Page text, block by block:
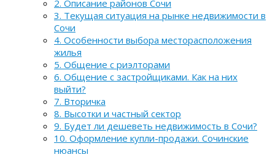
2. Описание районов Сочи
3. Текущая ситуация на рынке недвижимости в
Сочи
4. Особенности выбора месторасположения
жилья
5. Общение с риэлторами
6. Общение с застройщиками. Как на них
выйти?
7. Вторичка
8. Высотки и частный сектор
9. Будет ли дешеветь недвижимость в Сочи?
10. Оформление купли-продажи. Сочинские
нюансы